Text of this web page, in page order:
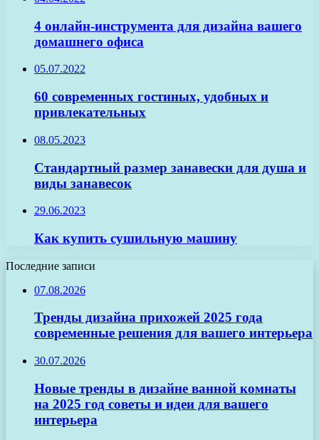
4 онлайн-инструмента для дизайна вашего
домашнего офиса
05.07.2022
60 современных гостиных, удобных и
привлекательных
08.05.2023
Стандартный размер занавески для душа и
виды занавесок
29.06.2023
Как купить сушильную машину
Последние записи
07.08.2026
Тренды дизайна прихожей 2025 года
современные решения для вашего интерьера
30.07.2026
Новые тренды в дизайне ванной комнаты
на 2025 год советы и идеи для вашего
интерьера